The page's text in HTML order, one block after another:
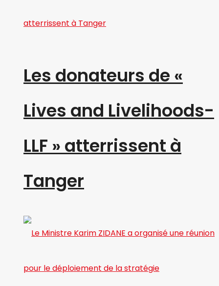
Les donateurs de «
Lives and Livelihoods-
LLF » atterrissent à
Tanger